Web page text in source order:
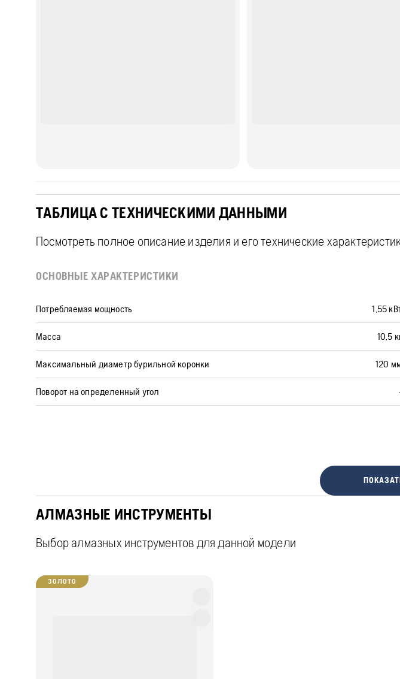
ТАБЛИЦА С ТЕХНИЧЕСКИМИ ДАННЫМИ
Посмотреть полное описание изделия и его технические
ОСНОВНЫЕ ХАРАКТЕРИСТИКИ
Потребляемая мощность 1,55
Масса 10,5
Максимальный диаметр бурильной коронки 120
Поворот на определенный угол
АЛМАЗНЫЕ ИНСТРУМЕНТЫ
Выбор алмазных инструментов для данной модели
ЗОЛОТО